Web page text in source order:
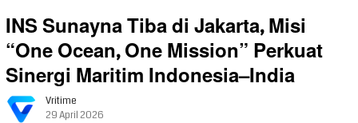
INS Sunayna Tiba di Jakarta, Misi
“One Ocean, One Mission” Perkuat
Sinergi Maritim Indonesia–India
Vritime
29 April 2026